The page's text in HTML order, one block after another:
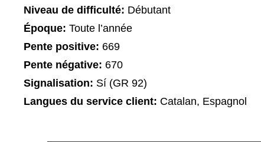
Niveau de difficulté: Débutant
Époque: Toute l’année
Pente positive: 669
Pente négative: 670
Signalisation: Sí (GR 92)
Langues du service client: Catalan, Espagnol